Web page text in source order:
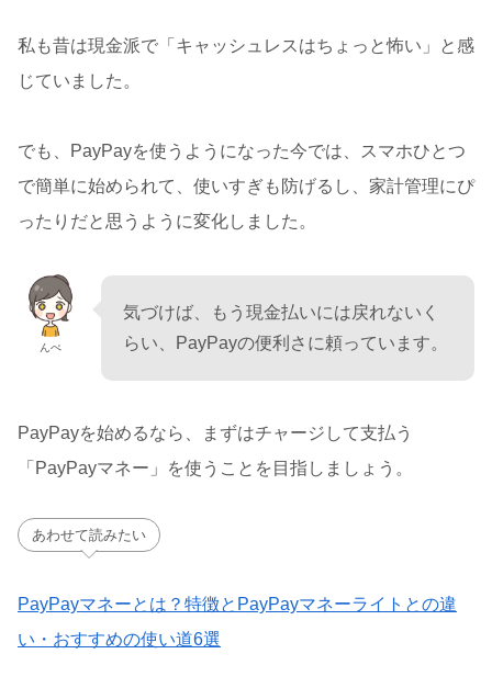
私も昔は現金派で「キャッシュレスはちょっと怖い」と感
じていました。
でも、PayPayを使うようになった今では、スマホひとつ
で簡単に始められて、使いすぎも防げるし、家計管理にぴ
ったりだと思うように変化しました。
んぺ
気づけば、もう現金払いには戻れないく
らい、PayPayの便利さに頼っています。
PayPayを始めるなら、まずはチャージして支払う
「PayPayマネー」を使うことを目指しましょう。
あわせて読みたい
PayPayマネーとは？特徴とPayPayマネーライトとの違
い・おすすめの使い道6選